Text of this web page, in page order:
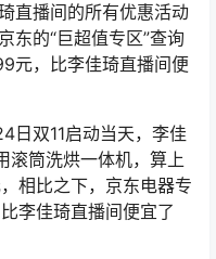
直播间的所有优惠活动
东的“巨超值专区”查询
元，比李佳琦直播间便
日双11启动当天，李佳
滚筒洗烘一体机，算上
相比之下，京东电器专
李佳琦直播间便宜了